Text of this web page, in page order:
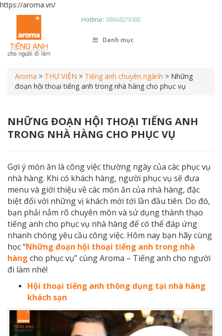
https://aroma.vn/
Hotline: 0866829088
Danh mục
Aroma > THƯ VIỆN > Tiếng anh chuyên ngành > Những
đoạn hội thoại tiếng anh trong nhà hàng cho phục vụ
NHỮNG ĐOẠN HỘI THOẠI TIẾNG ANH
TRONG NHÀ HÀNG CHO PHỤC VỤ
Gợi ý món ăn là công việc thường ngày của các phục vụ
nhà hàng. Khi có khách hàng, người phục vụ sẽ đưa
menu và giới thiệu về các món ăn của nhà hàng, đặc
biệt đối với những vị khách mới tới lần đầu tiên. Do đó,
bạn phải nắm rõ chuyên môn và sử dụng thành thạo
tiếng anh cho phục vụ nhà hàng để có thể đáp ứng
nhanh chóng yêu cầu công việc. Hôm nay bạn hãy cùng
học “Những đoạn hội thoại tiếng anh trong nhà
hàng cho phục vụ” cùng Aroma – Tiếng anh cho người
đi làm nhé!
Hội thoại tiếng anh thông dụng tại nhà hàng
khách sạn